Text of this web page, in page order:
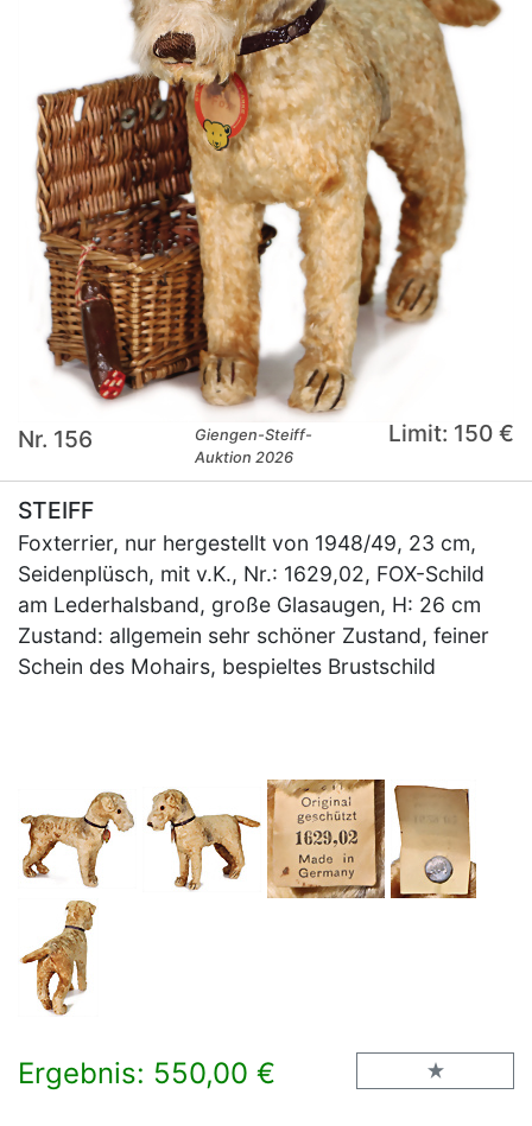
Nr. 156
Giengen-Steiff-
Auktion 2026
Limit: 150 €
STEIFF
Foxterrier, nur hergestellt von 1948/49, 23 cm,
Seidenplüsch, mit v.K., Nr.: 1629,02, FOX-Schild
am Lederhalsband, große Glasaugen, H: 26 cm
Zustand: allgemein sehr schöner Zustand, feiner
Schein des Mohairs, bespieltes Brustschild
Ergebnis: 550,00 €